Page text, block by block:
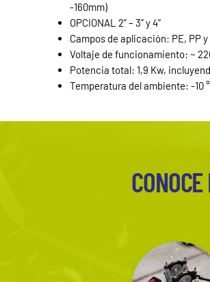
-160mm)
OPCIONAL 2” – 3” y 4”
Campos de aplicación: PE, PP y
Voltaje de funcionamiento: ~
Potencia total: 1,9 Kw,
Temperatura del ambiente: -10 °